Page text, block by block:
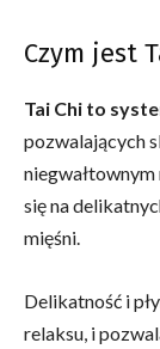
Czym jest
Tai Chi to
pozwalających
się na
mięśni.
Delikatność i
relaksu, i